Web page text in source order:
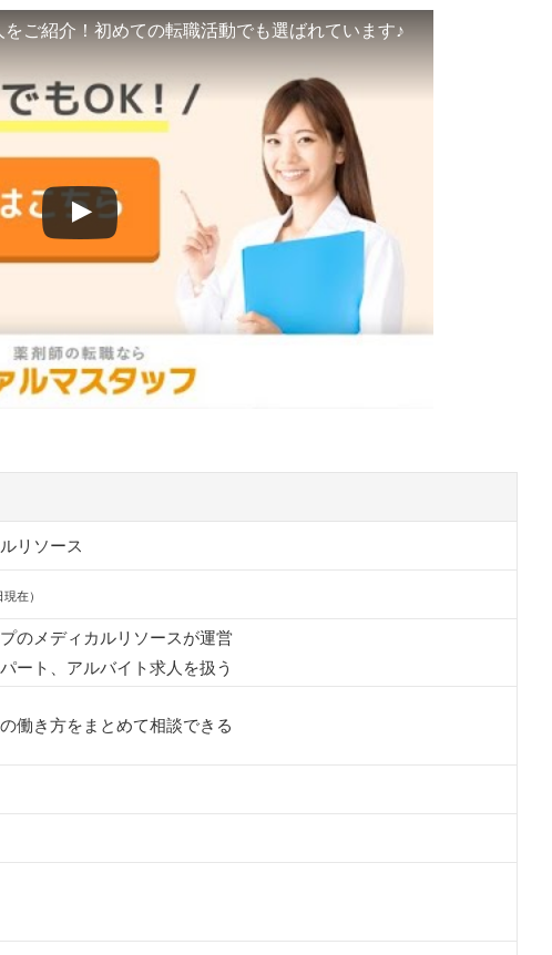
確認できる
望は初回面談で伝える
決めておく
い人
での流れ
る質問
人確認できる？
する？
？
転職サイトも比べる
をご紹介！初めての転職活動でも選ばれています♪
リソース
在）
のメディカルリソースが運営
ート、アルバイト求人を扱う
働き方をまとめて相談できる